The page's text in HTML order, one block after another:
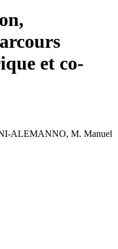
et co-
ALEMANNO, M. Manuel